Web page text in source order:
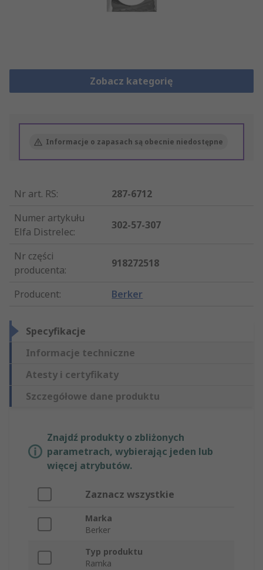
Zobacz kategorię
Informacje o zapasach są obecnie niedostępne
Nr art. RS:
287-6712
Numer artykułu
Elfa Distrelec:
302-57-307
Nr części
producenta:
918272518
Producent: Berker
Specyfikacje
Informacje techniczne
Atesty i certyfikaty
Szczegółowe dane produktu
Znajdź produkty o zbliżonych
parametrach, wybierając jeden lub
więcej atrybutów.
Zaznacz wszystkie
Marka
Berker
Typ produktu
Ramka